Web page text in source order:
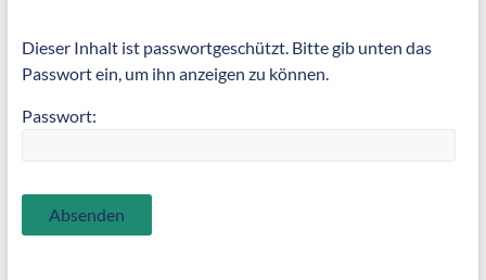
Dieser Inhalt ist passwortgeschützt. Bitte gib unten das
Passwort ein, um ihn anzeigen zu können.
Passwort: